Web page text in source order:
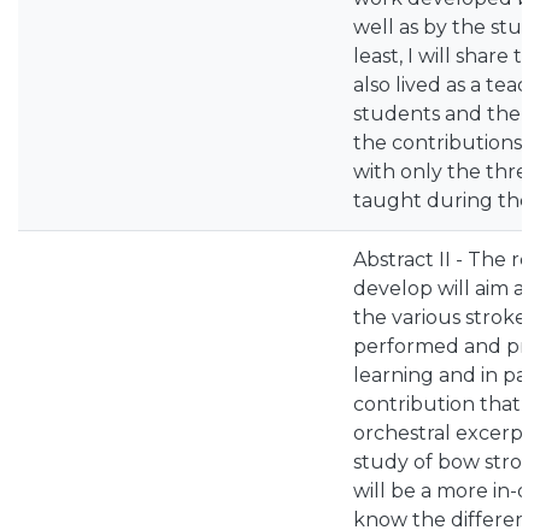
well as by the
least, I will share
also lived as a
students and the
the contributions I
with only the three
taught during the
Abstract II - The
develop will aim
the various
performed and
learning and in
contribution that
orchestral
study of bow
will be a more in-
know the different